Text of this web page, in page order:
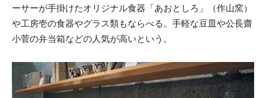
ーサーが手掛けたオリジナル食器「あおとしろ」（作山窯）
や工房壱の食器やグラス類もならべる。手軽な豆皿や公長齋
小菅の弁当箱などの人気が高いという。